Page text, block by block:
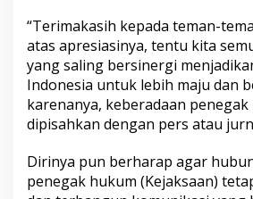
“Terimakasih kepada teman-
atas apresiasinya, tentu kita
yang saling bersinergi
Indonesia untuk lebih maju dan
karenanya, keberadaan
dipisahkan dengan pers atau
Dirinya pun berharap agar
penegak hukum (Kejaksaan)